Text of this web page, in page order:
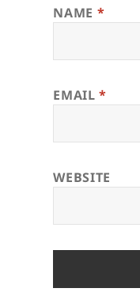
NAME *
EMAIL*
WEBSITE